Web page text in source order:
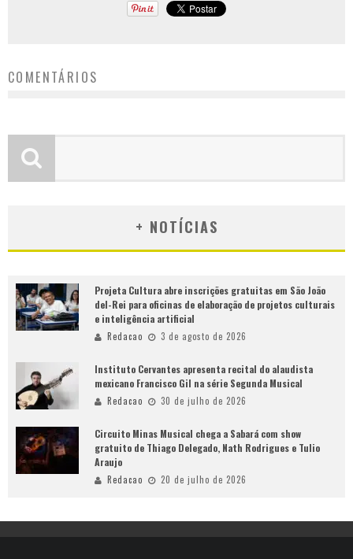
COMENTÁRIOS
+ NOTÍCIAS
Projeta Cultura abre inscrições gratuitas em São João
del-Rei para oficinas de elaboração de projetos culturais
e inteligência artificial
Redacao 3 de agosto de 2026
Instituto Cervantes apresenta recital do alaudista
mexicano Francisco Gil na série Segunda Musical
Redacao 30 de julho de 2026
Circuito Minas Musical chega a Sabará com show
gratuito de Thiago Delegado, Nath Rodrigues e Tulio
Araujo
Redacao 20 de julho de 2026